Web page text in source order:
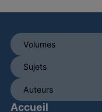
Accueil